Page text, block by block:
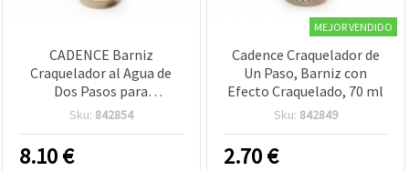
CADENCE Barniz
Craquelador al Agua de
Dos Pasos para
Manualidades, 250 ml –
Sku: 842854
8.10€
MEJOR VENDIDO
Cadence Craquelador de
Un Paso, Barniz con
Efecto Craquelado, 70 ml
Sku: 842849
2.70€